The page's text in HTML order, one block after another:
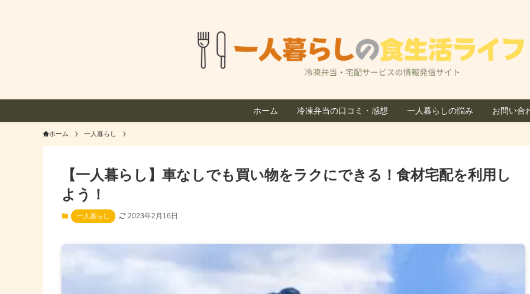
ホーム 冷凍弁当の口コミ・感想 一人暮らしの悩み お問い合
ホーム 一人暮らし
【一人暮らし】車なしでも買い物をラクにできる！食材宅配を利用し
よう！
一人暮らし 2023年2月16日